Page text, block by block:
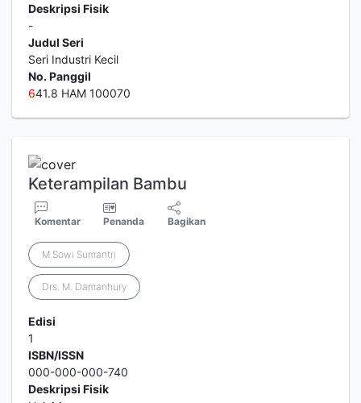
Deskripsi Fisik
-
Judul Seri
Seri Industri Kecil
No. Panggil
641.8 HAM 100070
Keterampilan Bambu
Komentar Penanda Bagikan
M.Sowi Sumantri
Drs. M. Damanhury
Edisi
1
ISBN/ISSN
000-000-000-740
Deskripsi Fisik